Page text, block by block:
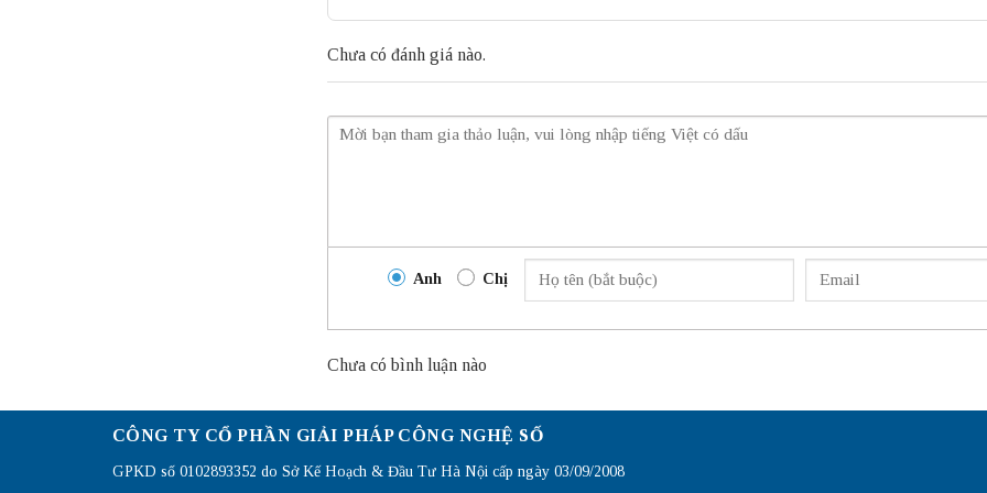
Chưa có đánh giá nào.
Anh Chị
Chưa có bình luận nào
CÔNG TY CỔ PHẦN GIẢI PHÁP CÔNG NGHỆ SỐ
GPKD số 0102893352 do Sở Kế Hoạch & Đầu Tư Hà Nội cấp ngày 03/09/2008